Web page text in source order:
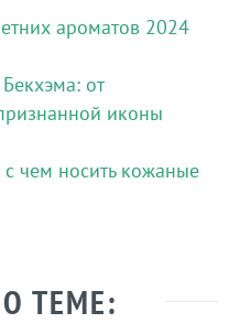
ароматов 2024
от
иконы
чем носить кожаные
ТЕМЕ: